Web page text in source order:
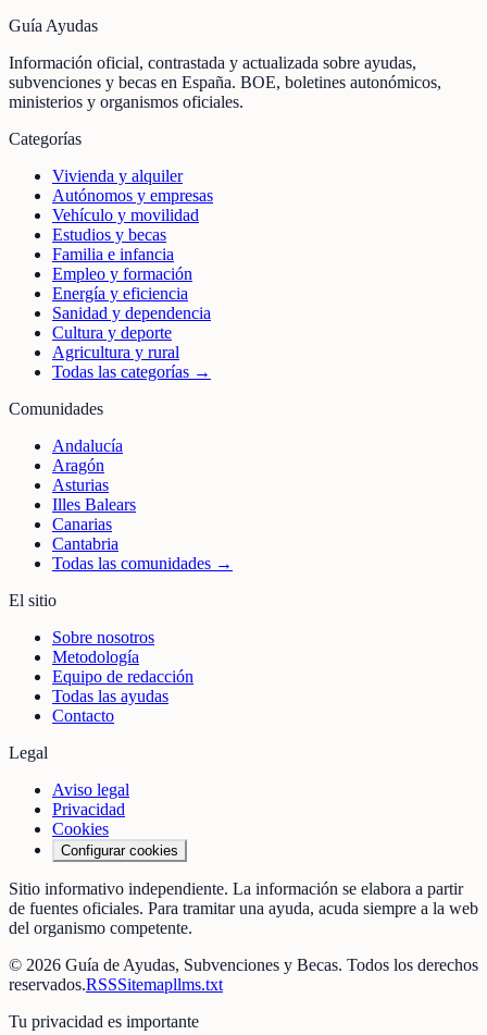
Guía Ayudas
Información oficial, contrastada y actualizada sobre ayudas,
subvenciones y becas en España. BOE, boletines autonómicos,
ministerios y organismos oficiales.
Categorías
Vivienda y alquiler
Autónomos y empresas
Vehículo y movilidad
Estudios y becas
Familia e infancia
Empleo y formación
Energía y eficiencia
Sanidad y dependencia
Cultura y deporte
Agricultura y rural
Todas las categorías →
Comunidades
Andalucía
Aragón
Asturias
Illes Balears
Canarias
Cantabria
Todas las comunidades →
El sitio
Sobre nosotros
Metodología
Equipo de redacción
Todas las ayudas
Contacto
Legal
Aviso legal
Privacidad
Cookies
Configurar cookies
Sitio informativo independiente. La información se elabora a partir
de fuentes oficiales. Para tramitar una ayuda, acuda siempre a la web
del organismo competente.
© 2026 Guía de Ayudas, Subvenciones y Becas. Todos los derechos
reservados.RSSSitemapllms.txt
Tu privacidad es importante